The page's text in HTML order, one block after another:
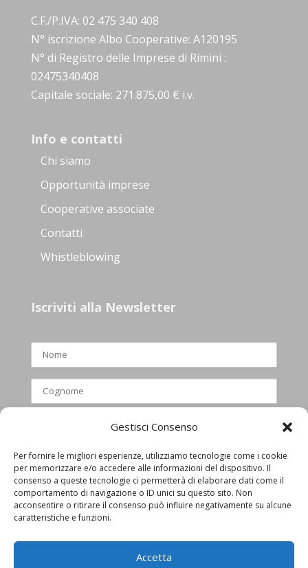
Gestisci Consenso
Per fornire le migliori esperienze, utilizziamo tecnologie come i cookie
per memorizzare e/o accedere alle informazioni del dispositivo. Il
consenso a queste tecnologie ci permetterà di elaborare dati come il
comportamento di navigazione o ID unici su questo sito. Non
acconsentire o ritirare il consenso può influire negativamente su alcune
caratteristiche e funzioni.
Accetta
C.F./P.IVA: 02 475 340 408
N° iscrizione Albo Cooperative: A120195
N° di Registro delle Imprese di Rimini :
02475340408
Capitale sociale: 271.875,00 € i.v.
Info e contatti
Chi siamo
Opportunità imprese
Cooperative associate
Contatti
Whistleblowing
Iscriviti alla Newsletter
Ho letto e accettato l’informativa
privacy